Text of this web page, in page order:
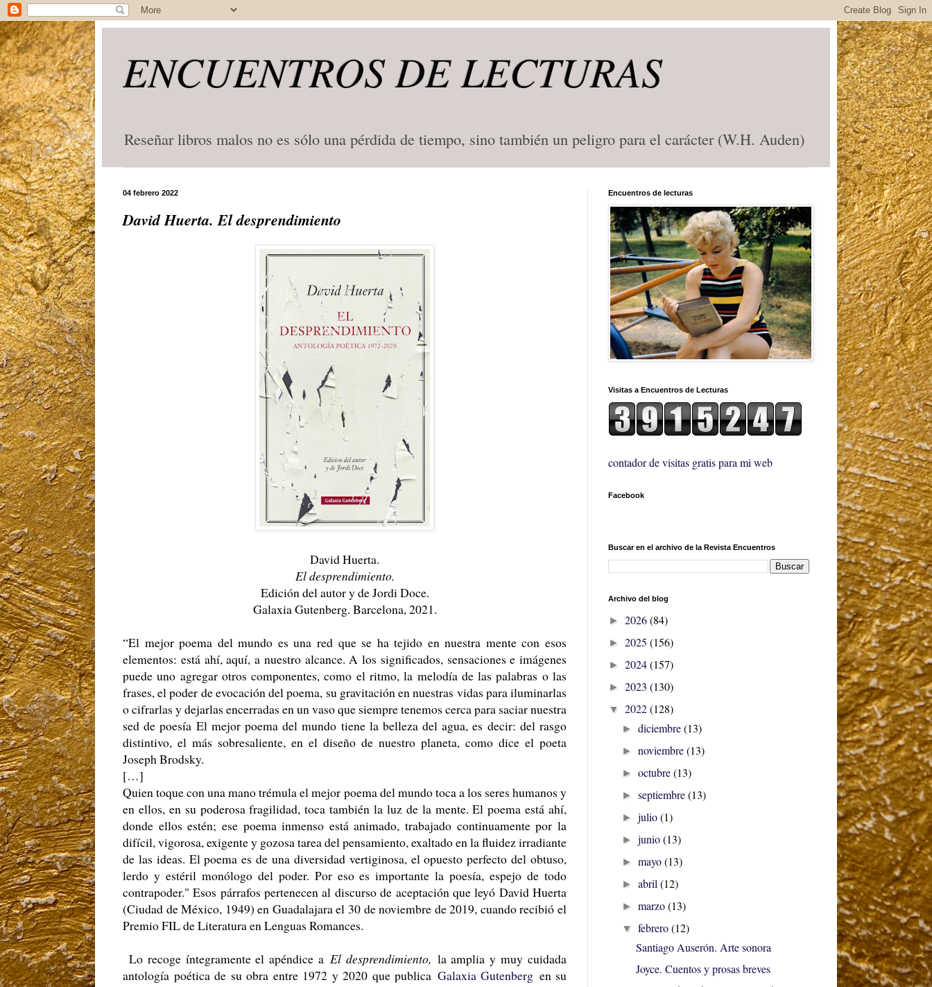
ENCUENTROS DE LECTURAS
Reseñar libros malos no es sólo una pérdida de tiempo, sino también un peligro para el carácter (W.H. Auden)
04 febrero 2022
David Huerta. El desprendimiento
David Huerta.
El desprendimiento.
Edición del autor y de Jordi Doce.
Galaxia Gutenberg. Barcelona, 2021.
“El mejor poema del mundo es una red que se ha tejido en nuestra mente con esos
elementos: está ahí, aquí, a nuestro alcance. A los significados, sensaciones e imágenes
puede uno agregar otros componentes, como el ritmo, la melodía de las palabras o las
frases, el poder de evocación del poema, su gravitación en nuestras vidas para iluminarlas
o cifrarlas y dejarlas encerradas en un vaso que siempre tenemos cerca para saciar nuestra
sed de poesía El mejor poema del mundo tiene la belleza del agua, es decir: del rasgo
distintivo, el más sobresaliente, en el diseño de nuestro planeta, como dice el poeta
Joseph Brodsky.
[…]
Quien toque con una mano trémula el mejor poema del mundo toca a los seres humanos y
en ellos, en su poderosa fragilidad, toca también la luz de la mente. El poema está ahí,
donde ellos estén; ese poema inmenso está animado, trabajado continuamente por la
difícil, vigorosa, exigente y gozosa tarea del pensamiento, exaltado en la fluidez irradiante
de las ideas. El poema es de una diversidad vertiginosa, el opuesto perfecto del obtuso,
lerdo y estéril monólogo del poder. Por eso es importante la poesía, espejo de todo
contrapoder." Esos párrafos pertenecen al discurso de aceptación que leyó David Huerta
(Ciudad de México, 1949) en Guadalajara el 30 de noviembre de 2019, cuando recibió el
Premio FIL de Literatura en Lenguas Romances.
Lo recoge íntegramente el apéndice a El desprendimiento, la amplia y muy cuidada
antología poética de su obra entre 1972 y 2020 que publica Galaxia Gutenberg en su
Encuentros de lecturas
Visitas a Encuentros de Lecturas
contador de visitas gratis para mi web
Facebook
Buscar en el archivo de la Revista Encuentros
Archivo del blog
► 2026(84)
► 2025 (156)
► 2024(157)
► 2023 (130)
▼ 2022(128)
►diciembre(13)
►noviembre(13)
►octubre(13)
►septiembre(13)
►julio(1)
►junio(13)
►mayo(13)
►abril(12)
►marzo(13)
▼febrero(12)
Santiago Auserón. Arte sonora
Joyce. Cuentos y prosas breves